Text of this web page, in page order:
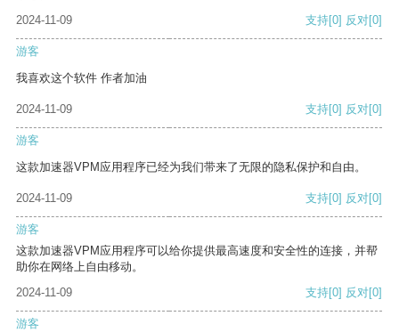
2024-11-09
支持[0] 反对[0]
游客
我喜欢这个软件 作者加油
2024-11-09 支持[0] 反对[0]
游客
这款加速器VPM应用程序已经为我们带来了无限的隐私保护和自由。
2024-11-09 支持[0] 反对[0]
游客
这款加速器VPM应用程序可以给你提供最高速度和安全性的连接，并帮
助你在网络上自由移动。
2024-11-09
支持[0] 反对[0]
游客